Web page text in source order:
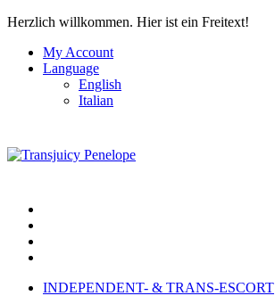
Herzlich willkommen. Hier ist ein Freitext!
My Account
Language
English
Italian
INDEPENDENT- & TRANS-ESCORT